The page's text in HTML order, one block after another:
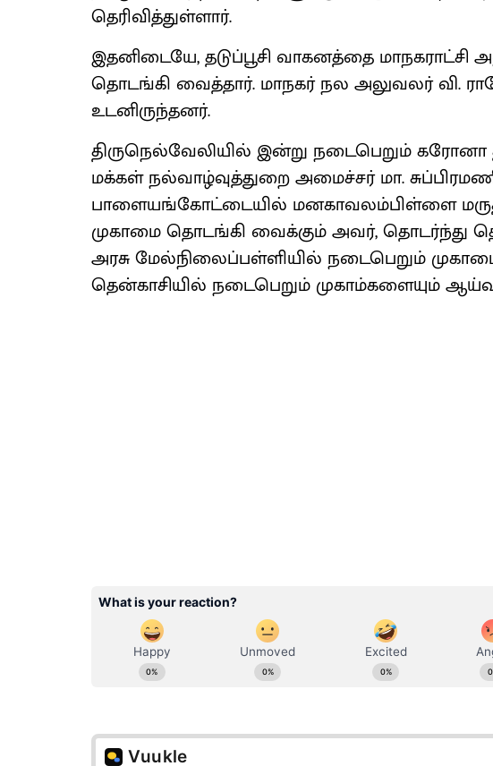
தெரிவித்துள்ளார்.
இதனிடையே, தடுப்பூசி வாகனத்தை
தொடங்கி வைத்தார். மாநகர் நல அலுவலர் வி.
உடனிருந்தனர்.
திருநெல்வேலியில் இன்று நடைபெறும் கரோனா
மக்கள் நல்வாழ்வுத்துறை அமைச்சர் மா.
பாளையங்கோட்டையில் மனகாவலம்பிள்ளை
முகாமை தொடங்கி வைக்கும் அவர், தொடர்ந்து
அரசு மேல்நிலைப்பள்ளியில் நடைபெறும்
தென்காசியில் நடைபெறும் முகாம்களையும்